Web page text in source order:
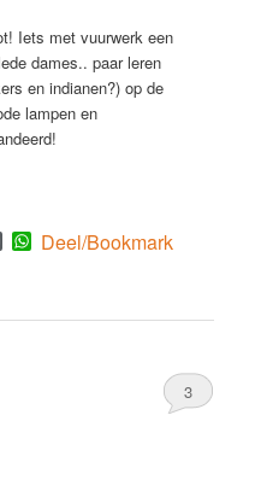
Iets met vuurwerk een
dames.. paar leren
en indianen?) op de
lampen en
WordPress
WhatsApp
Deel/Bookmark
3